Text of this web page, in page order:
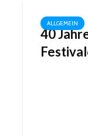
ALLGEMEIN
40